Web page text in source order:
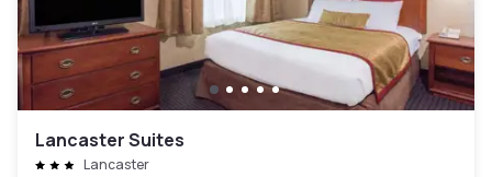
Lancaster Suites
Lancaster